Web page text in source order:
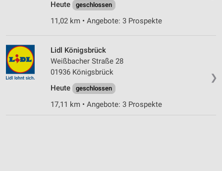
Heute
geschlossen
11,02 km • Angebote: 3 Prospekte
❯
Lidl Königsbrück
Weißbacher Straße 28
01936 Königsbrück
Heute
geschlossen
17,11 km • Angebote: 3 Prospekte